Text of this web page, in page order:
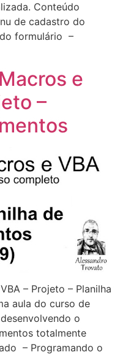
Conteúdo
de cadastro do
formulário –
e
–
– Projeto – Planilha
aula do curso de
o
totalmente
– Programando o